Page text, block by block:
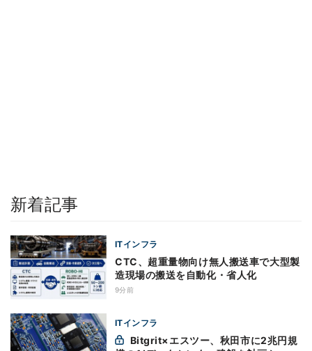
新着記事
ITインフラ
CTC、超重量物向け無人搬送車で大型製
造現場の搬送を自動化・省人化
9分前
ITインフラ